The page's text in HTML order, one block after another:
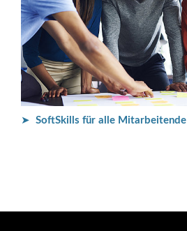
➤ SoftSkills für alle Mitarbeitende